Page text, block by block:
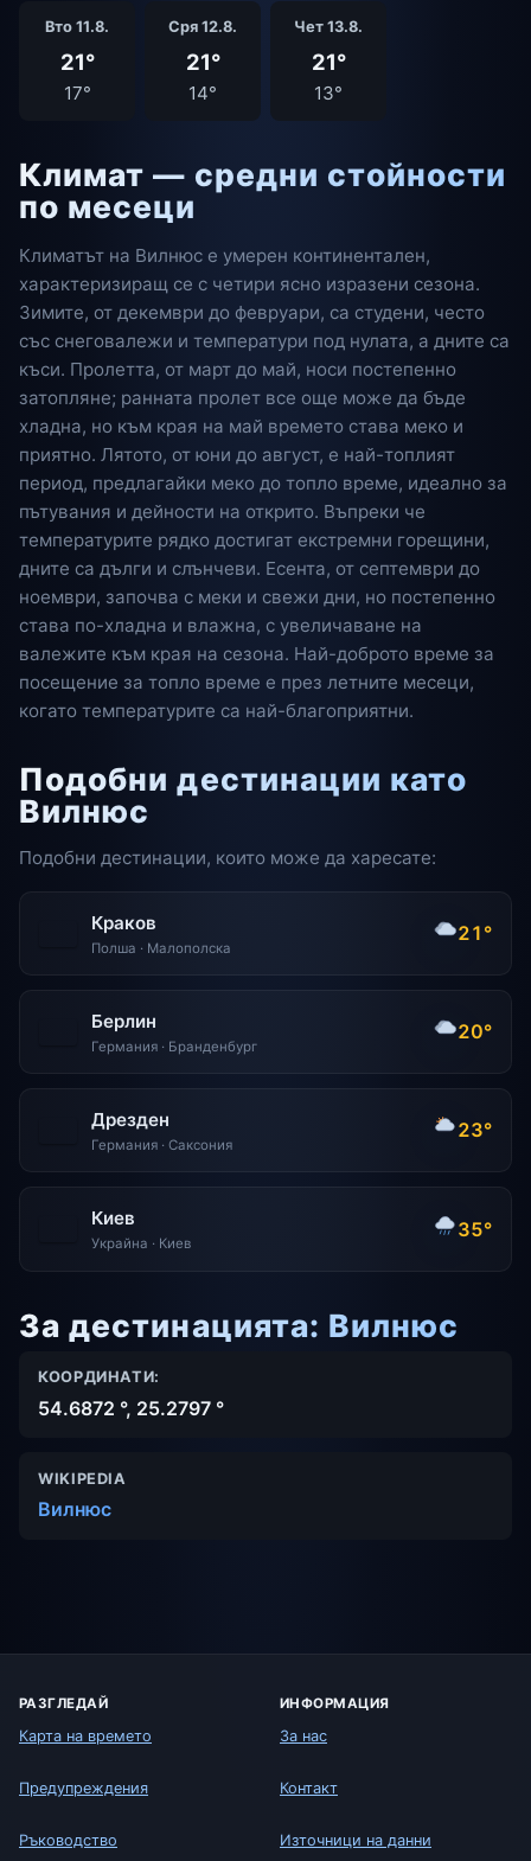
Вто 11.8.
21°
17°
Сря 12.8.
21°
14°
Чет 13.8.
21°
13°
Климат — средни стойности
по месеци
Климатът на Вилнюс е умерен континентален,
характеризиращ се с четири ясно изразени сезона.
Зимите, от декември до февруари, са студени, често
със снеговалежи и температури под нулата, а дните са
къси. Пролетта, от март до май, носи постепенно
затопляне; ранната пролет все още може да бъде
хладна, но към края на май времето става меко и
приятно. Лятото, от юни до август, е най-топлият
период, предлагайки меко до топло време, идеално за
пътувания и дейности на открито. Въпреки че
температурите рядко достигат екстремни горещини,
дните са дълги и слънчеви. Есента, от септември до
ноември, започва с меки и свежи дни, но постепенно
става по-хладна и влажна, с увеличаване на
валежите към края на сезона. Най-доброто време за
посещение за топло време е през летните месеци,
когато температурите са най-благоприятни.
Подобни дестинации като
Вилнюс
Подобни дестинации, които може да харесате:
Краков
Полша · Малополска
21°
Берлин
Германия · Бранденбург
20°
Дрезден
Германия · Саксония
23°
Киев
Украйна · Киев
35°
За дестинацията: Вилнюс
КООРДИНАТИ:
54.6872 °, 25.2797 °
WIKIPEDIA
Вилнюс
РАЗГЛЕДАЙ
Карта на времето
Предупреждения
Ръководство
ИНФОРМАЦИЯ
За нас
Контакт
Източници на данни